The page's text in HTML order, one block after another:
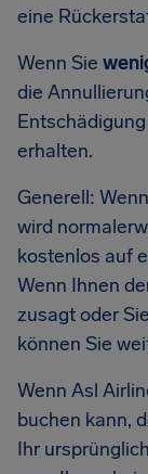
eine
Wenn Sie
die
Entschädigung
erhalten.
Generell:
wird
kostenlos auf
Wenn Ihnen
zusagt oder
können Sie
Wenn Asl
buchen kann,
Ihr